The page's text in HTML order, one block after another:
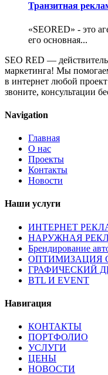
Транзитная
«SEORED» - это
его основная...
SEO RED —
маркетинга! Мы
в интернет любой
звоните, консультации
Navigation
Главная
О нас
Проекты
Контакты
Новости
Наши услуги
ИНТЕРНЕТ
НАРУЖНАЯ
Брендирование
ОПТИМИЗАЦИЯ
ГРАФИЧЕСКИЙ
BTL И EVENT
Навигация
КОНТАКТЫ
ПОРТФОЛИО
УСЛУГИ
ЦЕНЫ
НОВОСТИ